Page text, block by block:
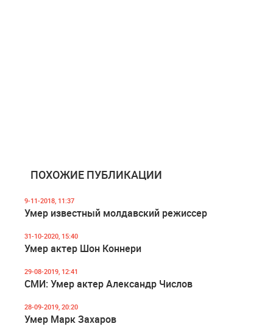
ПОХОЖИЕ ПУБЛИКАЦИИ
9-11-2018, 11:37
Умер известный молдавский режиссер
31-10-2020, 15:40
Умер актер Шон Коннери
29-08-2019, 12:41
СМИ: Умер актер Александр Числов
28-09-2019, 20:20
Умер Марк Захаров